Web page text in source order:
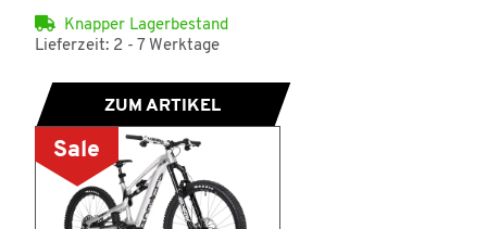
Knapper Lagerbestand
Lieferzeit: 2 - 7 Werktage
ZUM ARTIKEL
Sale